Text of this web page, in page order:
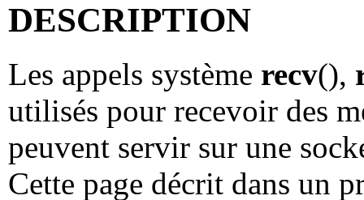
DESCRIPTION
Les appels système recv(),
utilisés pour recevoir des
peuvent servir sur une
Cette page décrit dans un